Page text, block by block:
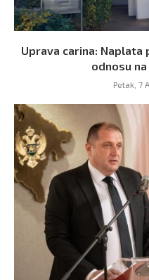
Uprava carina:
odnosu
Petak, 7